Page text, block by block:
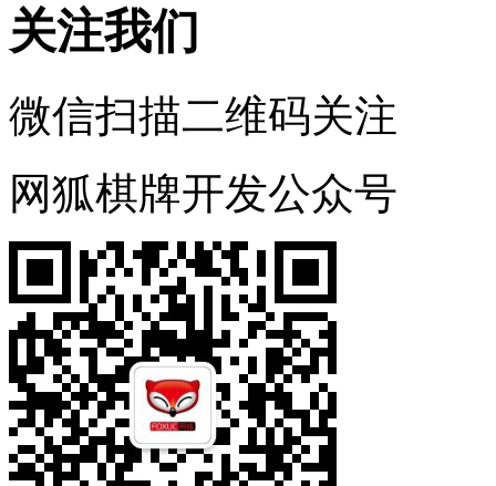
关注我们
微信扫描二维码关注
网狐棋牌开发公众号